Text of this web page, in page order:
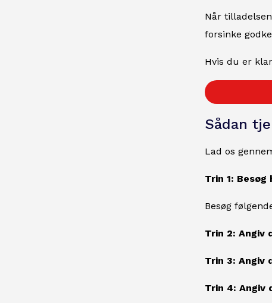
Når
forsinke
Hvis du er
Sådan
Lad os
Trin 1: Besøg
Besøg
Trin 2: Angiv
Trin 3: Angiv
Trin 4: Angiv